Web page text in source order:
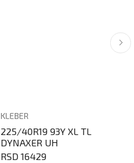
KLEBER
225/40R19 93Y XL TL
DYNAXER UH
RSD 16429